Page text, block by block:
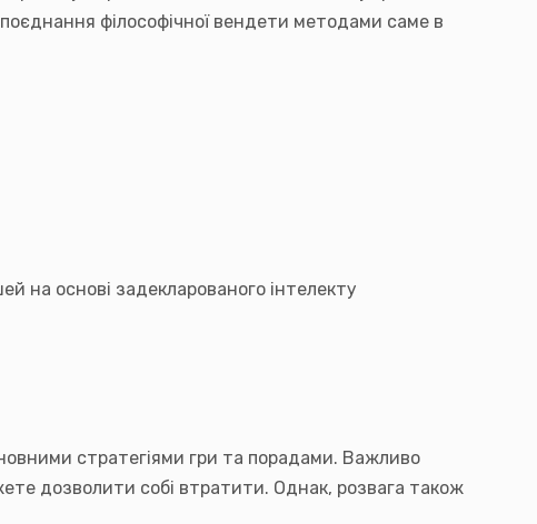
філософічної вендети методами саме в
на основі задекларованого інтелекту
стратегіями гри та порадами. Важливо
дозволити собі втратити. Однак, розвага також